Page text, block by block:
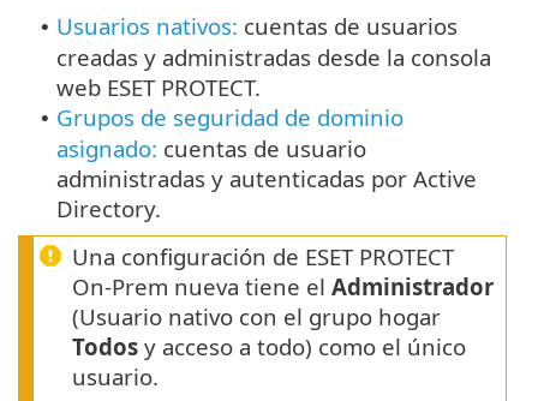
• Usuarios nativos: cuentas de usuarios
creadas y administradas desde la consola
web ESET PROTECT.
• Grupos de seguridad de dominio
asignado: cuentas de usuario
administradas y autenticadas por Active
Directory.
Una configuración de ESET PROTECT
On-Prem nueva tiene el Administrador
(Usuario nativo con el grupo hogar
Todos y acceso a todo) como el único
usuario.